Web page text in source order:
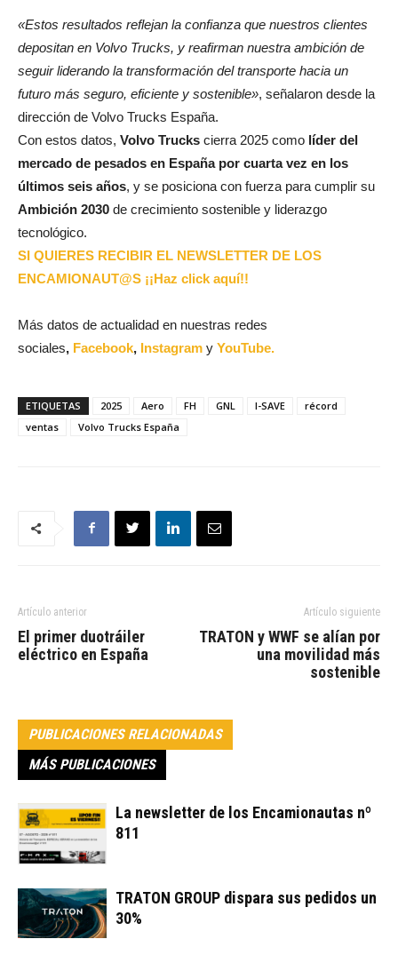
«Estos resultados reflejan la confianza que nuestros clientes
depositan en Volvo Trucks, y reafirman nuestra ambición de
seguir liderando la transformación del transporte hacia un
futuro más seguro, eficiente y sostenible», señalaron desde la
dirección de Volvo Trucks España.
Con estos datos, Volvo Trucks cierra 2025 como líder del
mercado de pesados en España por cuarta vez en los
últimos seis años, y se posiciona con fuerza para cumplir su
Ambición 2030 de crecimiento sostenible y liderazgo
tecnológico.
SI QUIERES RECIBIR EL NEWSLETTER DE LOS
ENCAMIONAUT@S ¡¡Haz click aquí!!
Más datos de actualidad en nuestras redes
sociales, Facebook, Instagram y YouTube.
ETIQUETAS 2025 Aero FH GNL I-SAVE
récord
ventas
Volvo Trucks España
Artículo anterior
El primer duotráiler
eléctrico en España
Artículo siguiente
TRATON y WWF se alían por
una movilidad más
sostenible
PUBLICACIONES RELACIONADAS
MÁS PUBLICACIONES
La newsletter de los Encamionautas nº
811
TRATON GROUP dispara sus pedidos un
30%